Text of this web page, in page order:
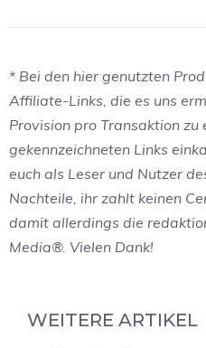
* Bei den hier genutzten
Affiliate-Links, die es uns
Provision pro Transaktion
gekennzeichneten Links
euch als Leser und Nutzer
Nachteile, ihr zahlt keinen
damit allerdings die
Media®. Vielen Dank!
WEITERE ARTIKEL